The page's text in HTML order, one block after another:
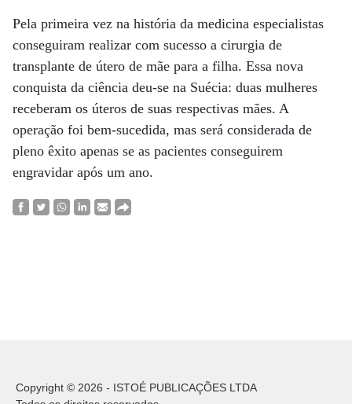
Pela primeira vez na história da medicina especialistas
conseguiram realizar com sucesso a cirurgia de
transplante de útero de mãe para a filha. Essa nova
conquista da ciência deu-se na Suécia: duas mulheres
receberam os úteros de suas respectivas mães. A
operação foi bem-sucedida, mas será considerada de
pleno êxito apenas se as pacientes conseguirem
engravidar após um ano.
Copyright © 2026 - ISTOÉ PUBLICAÇÕES LTDA